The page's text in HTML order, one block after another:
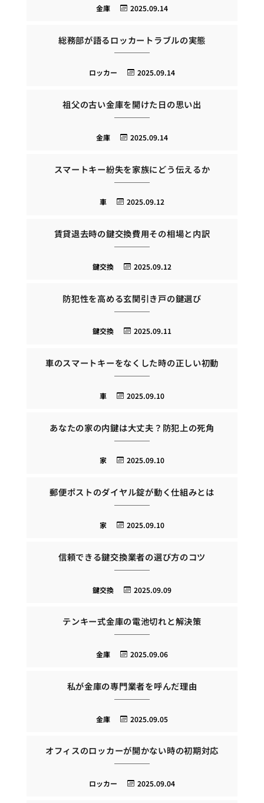
2025.09.14
金庫
総務部が語るロッカートラブルの実態
2025.09.14
ロッカー
祖父の古い金庫を開けた日の思い出
2025.09.14
金庫
スマートキー紛失を家族にどう伝えるか
2025.09.12
車
賃貸退去時の鍵交換費用その相場と内訳
2025.09.12
鍵交換
防犯性を高める玄関引き戸の鍵選び
2025.09.11
鍵交換
車のスマートキーをなくした時の正しい初動
2025.09.10
車
あなたの家の内鍵は大丈夫？防犯上の死角
2025.09.10
家
郵便ポストのダイヤル錠が動く仕組みとは
2025.09.10
家
信頼できる鍵交換業者の選び方のコツ
2025.09.09
鍵交換
テンキー式金庫の電池切れと解決策
2025.09.06
金庫
私が金庫の専門業者を呼んだ理由
2025.09.05
金庫
オフィスのロッカーが開かない時の初期対応
2025.09.04
ロッカー